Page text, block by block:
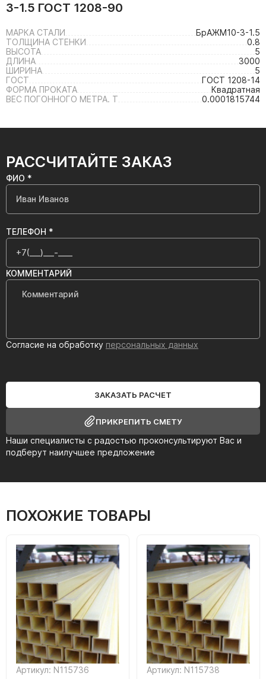
3-1.5 ГОСТ 1208-90
МАРКА СТАЛИ
БрАЖМ10-3-1.5
ТОЛЩИНА СТЕНКИ
0.8
ВЫСОТА
5
ДЛИНА
3000
ШИРИНА
5
ГОСТ
ГОСТ 1208-14
ФОРМА ПРОКАТА
Квадратная
ВЕС ПОГОННОГО МЕТРА. Т
0.0001815744
РАССЧИТАЙТЕ ЗАКАЗ
Наши специалисты с радостью проконсультируют Вас и
подберут наилучшее предложение
ФИО *
ТЕЛЕФОН *
КОММЕНТАРИЙ
Согласие на обработку персональных данных
ЗАКАЗАТЬ РАСЧЕТ
ПРИКРЕПИТЬ СМЕТУ
ПОХОЖИЕ ТОВАРЫ
Артикул: N115736 Артикул: N115738